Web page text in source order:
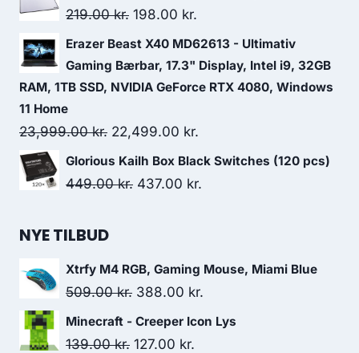
was:
219.00kr. Original
price
was:
219.00 kr..
198.00 kr.
price
is:
198.00 kr..
Erazer Beast X40 MD62613 - Ultimativ
Gaming Bærbar, 17.3" Display, Intel i9, 32GB
RAM, 1TB SSD, NVIDIA GeForce RTX 4080, Windows
11 Home
23,999.00kr. Original
price
was:
22,499.00 kr.
price
is:
Glorious Kailh Box Black Switches (120 pcs)
449.00kr. Original
437.00 kr.
NYE TILBUD
Xtrfy M4 RGB, Gaming Mouse, Miami Blue
509.00kr. Original
price
was:
388.00 kr.
price
Minecraft - Creeper Icon Lys
139.00kr. Original
127.00 kr.